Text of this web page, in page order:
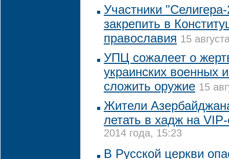
Участники
закрепить в
православия 15
УПЦ сожалеет о
украинских военных
сложить оружие 15
Жители
летать в хадж на
2014 года, 15:23
В Русской церкви